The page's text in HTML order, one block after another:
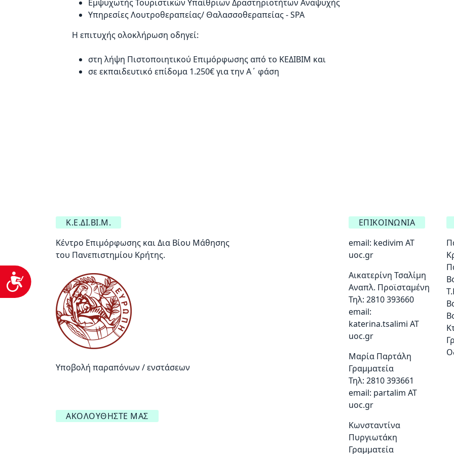
Προσβασιμότητα
Εμψυχωτής Τουριστικών Υπαίθριων Δραστηριοτήτων Αναψυχής
Υπηρεσίες Λουτροθεραπείας/ Θαλασσοθεραπείας - SPA
Η επιτυχής ολοκλήρωση οδηγεί:
στη λήψη Πιστοποιητικού Επιμόρφωσης από το ΚΕΔΙΒΙΜ και
σε εκπαιδευτικό επίδομα 1.250€ για την Α΄ φάση
Κ.Ε.ΔΙ.ΒΙ.Μ.
Κέντρο Επιμόρφωσης και Δια Βίου Μάθησης
του Πανεπιστημίου Κρήτης.
Υποβολή παραπόνων / ενστάσεων
ΑΚΟΛΟΥΘΉΣΤΕ ΜΑΣ
ΕΠΙΚΟΙΝΩΝΊΑ
email: kedivim AT
uoc.gr
Αικατερίνη Τσαλίμη
Αναπλ. Προϊσταμένη
Τηλ: 2810 393660
email:
katerina.tsalimi ΑΤ
uoc.gr
Μαρία Παρτάλη
Γραμματεία
Τηλ: 2810 393661
email: partalim AT
uoc.gr
Κωνσταντίνα
Πυργιωτάκη
Γραμματεία